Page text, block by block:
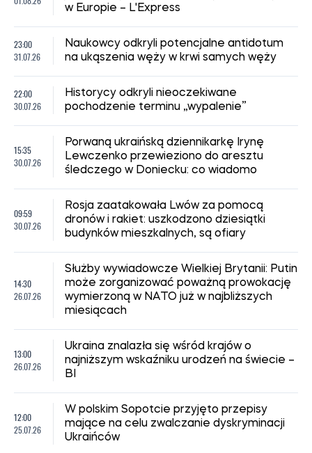
w Europie – L'Express
23:00
31.07.26
Naukowcy odkryli potencjalne antidotum
na ukąszenia węży w krwi samych węży
22:00
30.07.26
Historycy odkryli nieoczekiwane
pochodzenie terminu „wypalenie”
15:35
30.07.26
Porwaną ukraińską dziennikarkę Irynę
Lewczenko przewieziono do aresztu
śledczego w Doniecku: co wiadomo
09:59
30.07.26
Rosja zaatakowała Lwów za pomocą
dronów i rakiet: uszkodzono dziesiątki
budynków mieszkalnych, są ofiary
14:30
26.07.26
Służby wywiadowcze Wielkiej Brytanii: Putin
może zorganizować poważną prowokację
wymierzoną w NATO już w najbliższych
miesiącach
13:00
26.07.26
Ukraina znalazła się wśród krajów o
najniższym wskaźniku urodzeń na świecie –
BI
12:00
25.07.26
W polskim Sopotcie przyjęto przepisy
mające na celu zwalczanie dyskryminacji
Ukraińców